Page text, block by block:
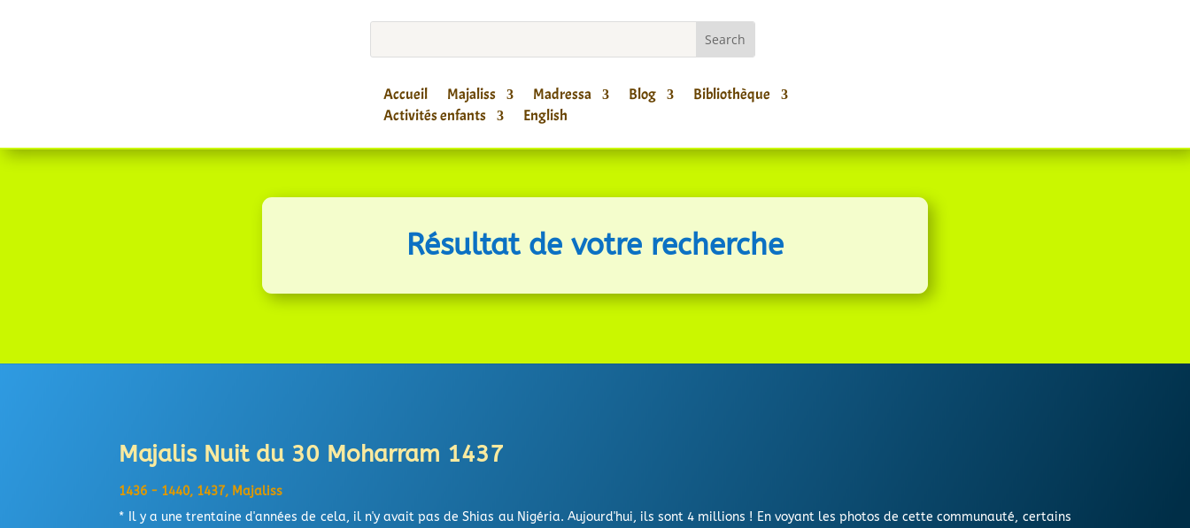
Accueil Majaliss Madressa Blog
Bibliothèque
Activités enfants
English
Résultat de votre recherche
Majalis Nuit du 30 Moharram 1437
1436 - 1440, 1437, Majaliss
* Il y a une trentaine d'années de cela, il n'y avait pas de Shias au Nigéria. Aujourd'hui, ils sont 4 millions ! En voyant les photos de cette communauté, certains